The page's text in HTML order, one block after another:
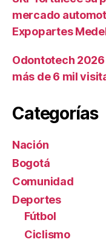
mercado
Expopartes
Odontotech
más de 6 mil
Categorías
Nación
Bogotá
Comunidad
Deportes
Fútbol
Ciclismo